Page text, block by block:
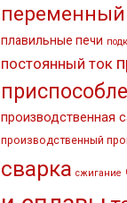
переменный
плавильные печи
постоянный ток
производственная
производственный
сварка сжигание